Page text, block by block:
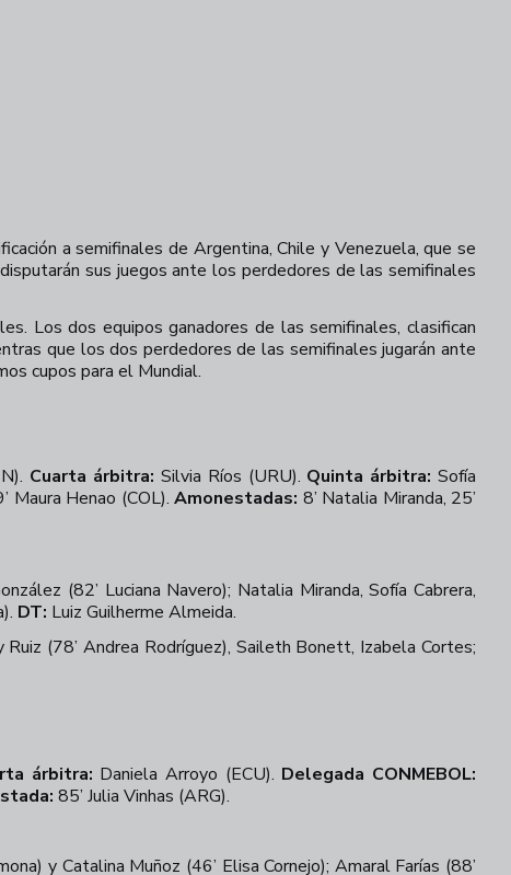
a semifinales de Argentina, Chile y Venezuela, que se
sus juegos ante los perdedores de las semifinales
Los dos equipos ganadores de las semifinales, clasifican
que los dos perdedores de las semifinales jugarán ante
cupos para el Mundial.
Cuarta árbitra: Silvia Ríos (URU). Quinta árbitra: Sofía
Maura Henao (COL).Amonestadas: 8’ Natalia Miranda, 25’
(82’ Luciana Navero); Natalia Miranda, Sofía Cabrera,
DT: Luiz Guilherme Almeida.
Ruiz (78’ Andrea Rodríguez), Saileth Bonett, Izabela Cortes;
árbitra: Daniela Arroyo (ECU). Delegada CONMEBOL:
85’ Julia Vinhas (ARG).
y Catalina Muñoz (46’ Elisa Cornejo); Amaral Farías (88’